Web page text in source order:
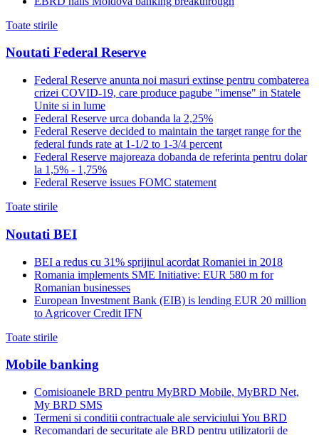
Toate stirile
Noutati Federal Reserve
Federal Reserve anunta noi masuri extinse pentru combaterea
crizei COVID-19, care produce pagube "imense" in Statele
Unite si in lume
Federal Reserve urca dobanda la 2,25%
Federal Reserve decided to maintain the target range for the
federal funds rate at 1-1/2 to 1-3/4 percent
Federal Reserve majoreaza dobanda de referinta pentru dolar
la 1,5% - 1,75%
Federal Reserve issues FOMC statement
Toate stirile
Noutati BEI
BEI a redus cu 31% sprijinul acordat Romaniei in 2018
Romania implements SME Initiative: EUR 580 m for
Romanian businesses
European Investment Bank (EIB) is lending EUR 20 million
to Agricover Credit IFN
Toate stirile
Mobile banking
Comisioanele BRD pentru MyBRD Mobile, MyBRD Net,
My BRD SMS
Termeni si conditii contractuale ale serviciului You BRD
Recomandari de securitate ale BRD pentru utilizatorii de